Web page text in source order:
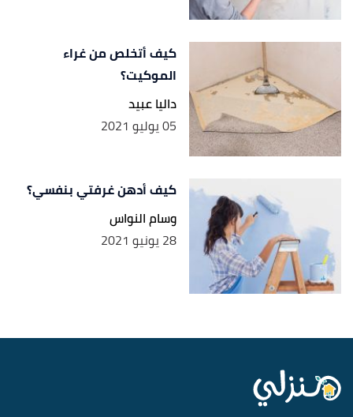
كيف أتخلص من غراء
الموكيت؟
داليا عبيد
05 يوليو 2021
كيف أدهن غرفتي بنفسي؟
وسام النواس
28 يونيو 2021